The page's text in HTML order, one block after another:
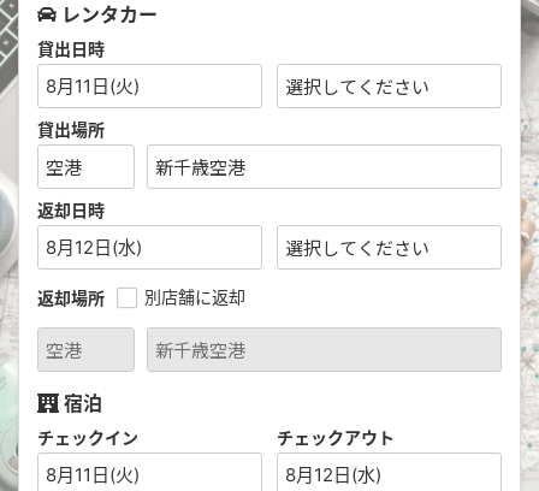
レンタカー
貸出日時
8月11日(火)
貸出場所
返却日時
8月12日(水)
返却場所 別店舗に返却
宿泊
チェックイン
8月11日(火)
チェックアウト
8月12日(水)